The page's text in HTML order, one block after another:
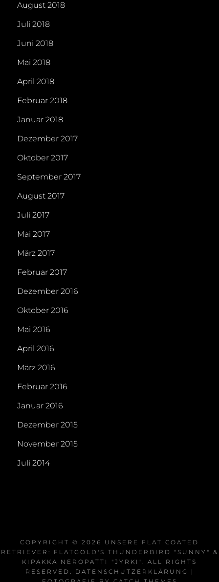
August 2018
Juli 2018
Juni 2018
Mai 2018
April 2018
Februar 2018
Januar 2018
Dezember 2017
Oktober 2017
September 2017
August 2017
Juli 2017
Mai 2017
März 2017
Februar 2017
Dezember 2016
Oktober 2016
Mai 2016
April 2016
März 2016
Februar 2016
Januar 2016
Dezember 2015
November 2015
Juli 2014
COPYRIGHT © 2026 UNSERE FLAT COATED
RETRIEVER: FLATGOLD'S THUNDERBIRD "SUNNY" &
KIPAKKA NEROPATTI "JYRKI". ALL RIGHTS
RESERVED. DATENSCHUTZERKLÄRUNG
|